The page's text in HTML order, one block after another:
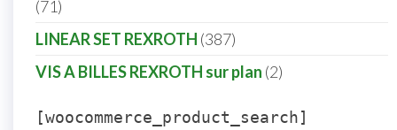
71
LINEAR SET REXROTH 387
VIS A BILLES REXROTH sur plan 2
[woocommerce_product_search]